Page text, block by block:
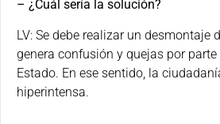
– ¿Cuál sería la solución?
LV: Se debe realizar un
genera confusión y quejas por
Estado. En ese sentido, la
hiperintensa.